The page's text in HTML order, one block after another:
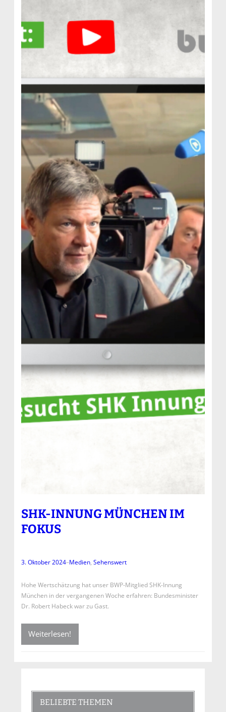
SHK-INNUNG MÜNCHEN IM
FOKUS
3. Oktober 2024–Medien, Sehenswert
Hohe Wertschätzung hat unser BWP-Mitglied SHK-Innung
München in der vergangenen Woche erfahren: Bundesminister
Dr. Robert Habeck war zu Gast.
Weiterlesen!
BELIEBTE THEMEN